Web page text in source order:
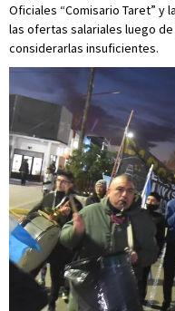
Oficiales “Comisario Taret” y
las ofertas salariales luego
considerarlas insuficientes.